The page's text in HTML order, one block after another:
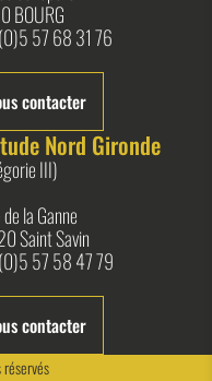
BOURG
57 68 31 76
contacter
Nord Gironde
III)
la Ganne
Saint Savin
57 58 47 79
contacter